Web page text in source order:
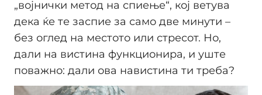
„војнички метод на спиење“, кој ветува
дека ќе те заспие за само две минути –
без оглед на местото или стресот. Но,
дали на вистина функционира, и уште
поважно: дали ова навистина ти треба?